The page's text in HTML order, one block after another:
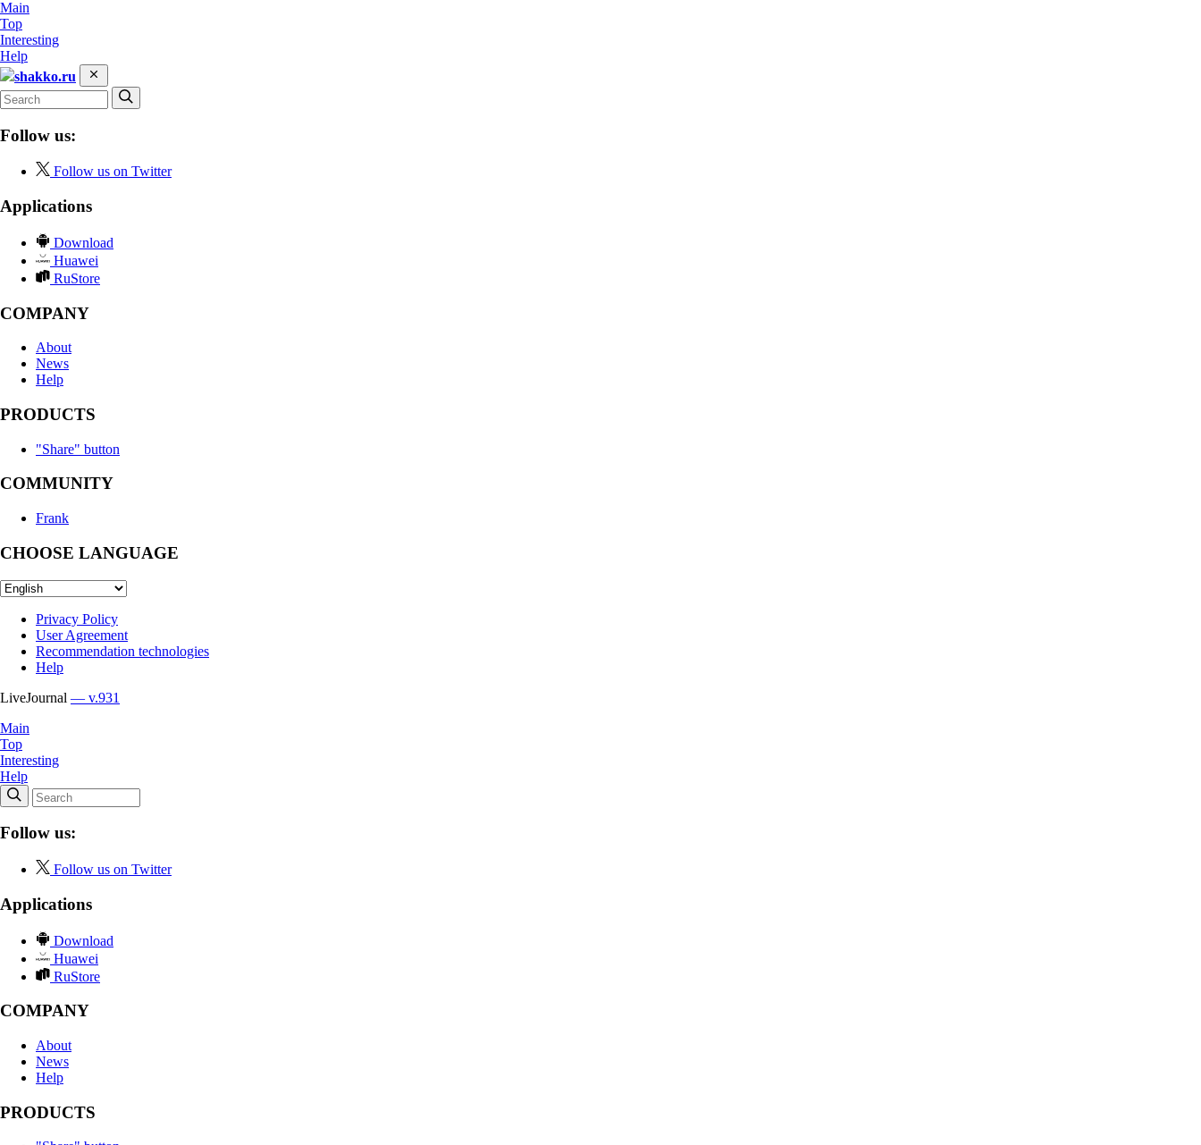
Main
Top
Interesting
Help
shakko.ru
Follow us:
Follow us on Twitter
Applications
Download
Huawei
RuStore
COMPANY
About
News
Help
PRODUCTS
"Share" button
COMMUNITY
Frank
CHOOSE LANGUAGE
Privacy Policy
User Agreement
Recommendation technologies
Help
LiveJournal — v.931
Main
Top
Interesting
Help
Follow us:
Follow us on Twitter
Applications
Download
Huawei
RuStore
COMPANY
About
News
Help
PRODUCTS